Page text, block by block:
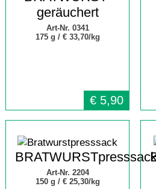
geräuchert
Art-Nr. 0341
175 g / € 33,70/kg
€ 5,90
Art-Nr. 2204
150 g / € 25,30/kg